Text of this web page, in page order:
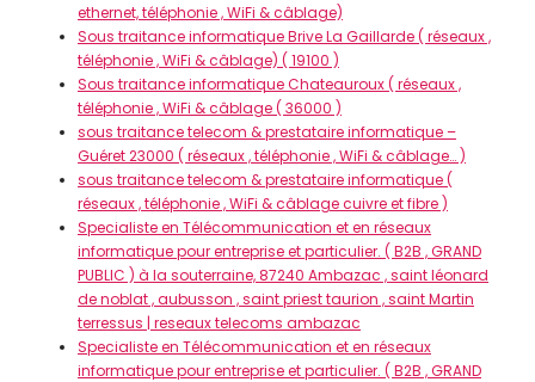
ethernet, téléphonie , WiFi & câblage)
Sous traitance informatique Brive La Gaillarde ( réseaux ,
téléphonie , WiFi & câblage) ( 19100 )
Sous traitance informatique Chateauroux ( réseaux ,
téléphonie , WiFi & câblage ( 36000 )
sous traitance telecom & prestataire informatique –
Guéret 23000 ( réseaux , téléphonie , WiFi & câblage… )
sous traitance telecom & prestataire informatique (
réseaux , téléphonie , WiFi & câblage cuivre et fibre )
Specialiste en Télécommunication et en réseaux
informatique pour entreprise et particulier. ( B2B , GRAND
PUBLIC ) à la souterraine, 87240 Ambazac , saint léonard
de noblat , aubusson , saint priest taurion , saint Martin
terressus | reseaux telecoms ambazac
Specialiste en Télécommunication et en réseaux
informatique pour entreprise et particulier. ( B2B , GRAND